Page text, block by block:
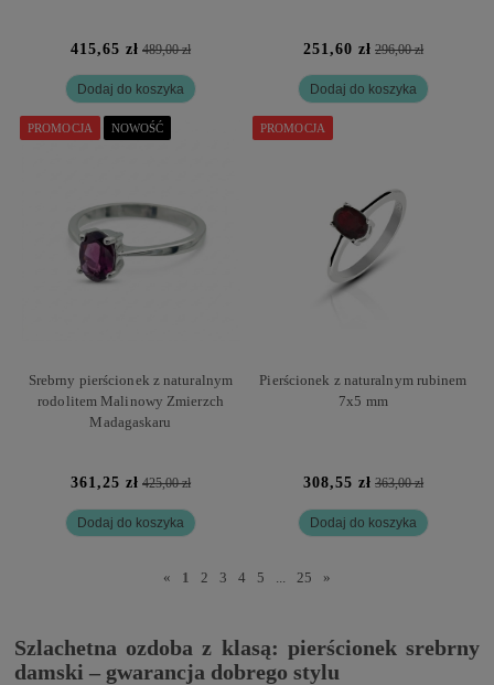
415,65 zł 489,00 zł
Dodaj do koszyka
251,60 zł 296,00 zł
Dodaj do koszyka
Srebrny pierścionek z naturalnym
rodolitem Malinowy Zmierzch
Madagaskaru
361,25 zł 425,00 zł
Dodaj do koszyka
PROMOCJA NOWOŚĆ
Pierścionek z naturalnym rubinem
7x5 mm
308,55 zł 363,00 zł
Dodaj do koszyka
PROMOCJA
« 1 2 3 4 5 25 »
Szlachetna ozdoba z klasą: pierścionek srebrny
damski – gwarancja dobrego stylu